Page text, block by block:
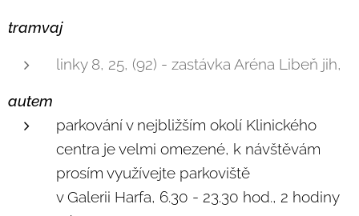
tramvaj
linky 8, 25, (92) - zastávka Aréna Libeň jih,
autem
parkování v nejbližším okolí Klinického
centra je velmi omezené, k návštěvám
prosím využívejte parkoviště
v Galerii Harfa, 6.30 - 23.30 hod., 2 hodiny